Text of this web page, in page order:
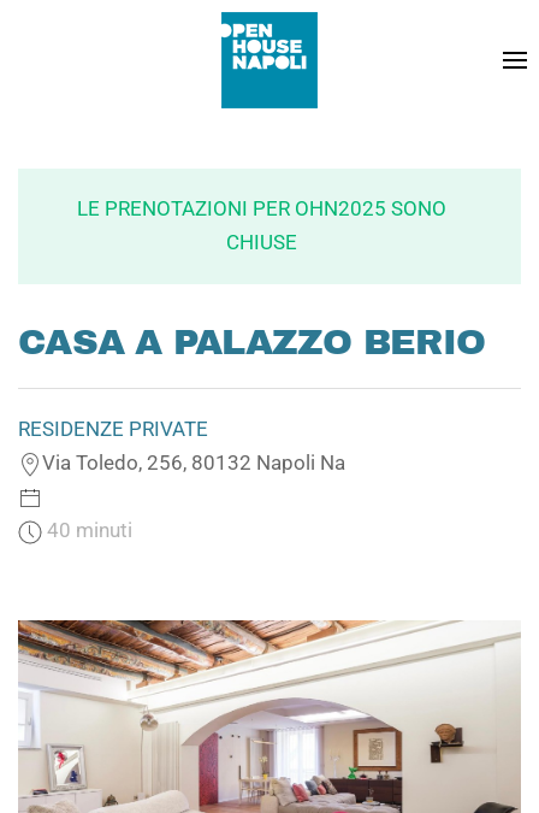
LE PRENOTAZIONI PER OHN2025 SONO
CHIUSE
CASA A PALAZZO BERIO
RESIDENZE PRIVATE
Via Toledo, 256, 80132 Napoli Na
40 minuti